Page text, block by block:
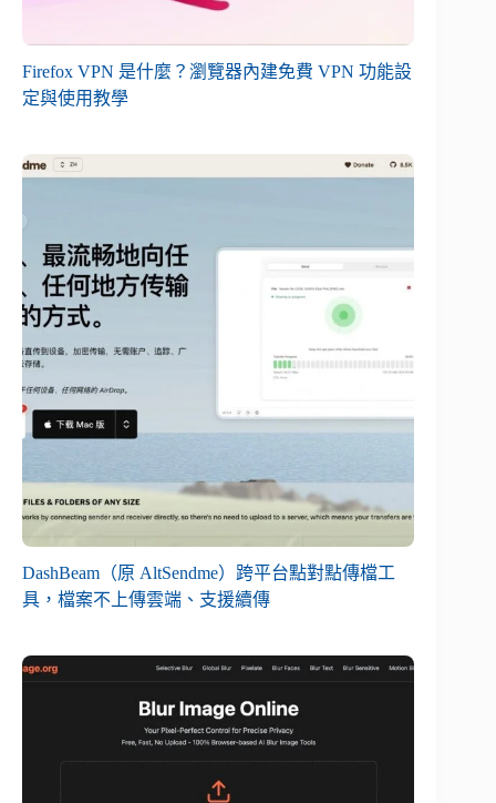
Firefox VPN 是什麼？瀏覽器內建免費 VPN 功能設
定與使用教學
DashBeam（原 AltSendme）跨平台點對點傳檔工
具，檔案不上傳雲端、支援續傳